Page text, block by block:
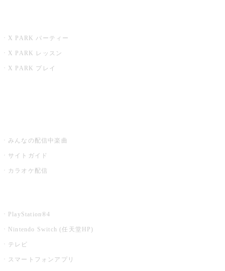
X PARK パーティー
X PARK レッスン
X PARK プレイ
みんなの配信中楽曲
サイトガイド
カラオケ配信
PlayStation®4
Nintendo Switch (任天堂HP)
テレビ
スマートフォンアプリ